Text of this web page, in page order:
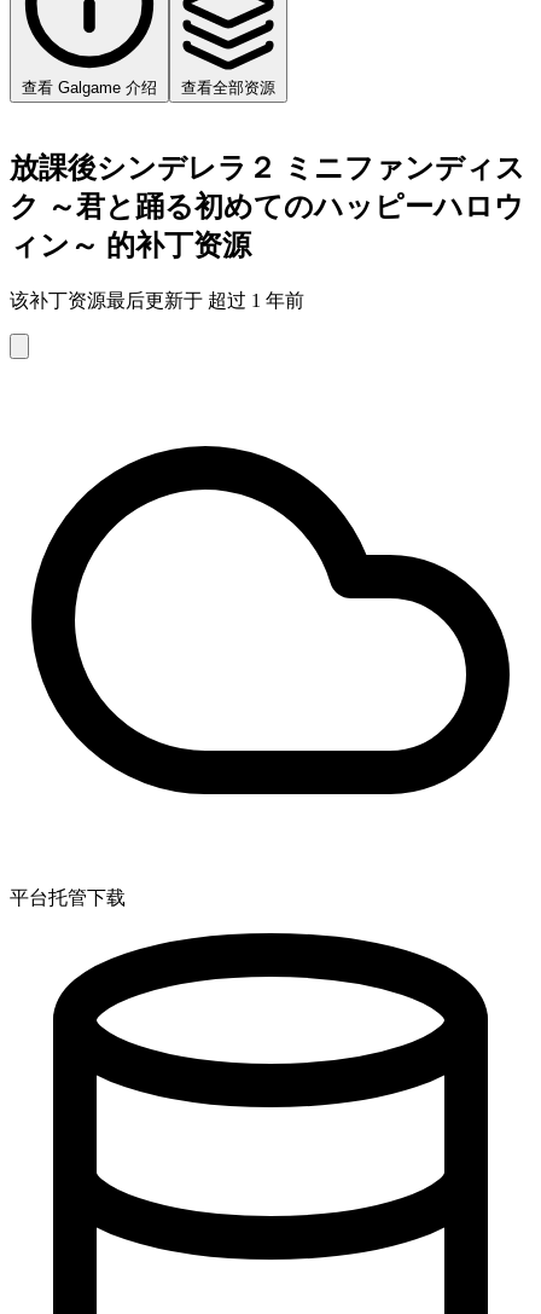
查看 Galgame 介绍 查看全部资源
放課後シンデレラ２ ミニファンディス
ク ～君と踊る初めてのハッピーハロウ
ィン～ 的补丁资源
该补丁资源最后更新于 超过 1 年前
平台托管下载